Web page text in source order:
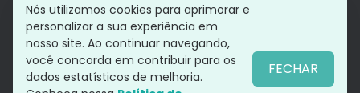
com a credibilidade do Grupo Aratu.
Grupo Aratu
Política de privacidade
Siga-nos
Nós utilizamos cookies para aprimorar e
personalizar a sua experiência em
nosso site. Ao continuar navegando,
você concorda em contribuir para os
dados estatísticos de melhoria.
FECHAR